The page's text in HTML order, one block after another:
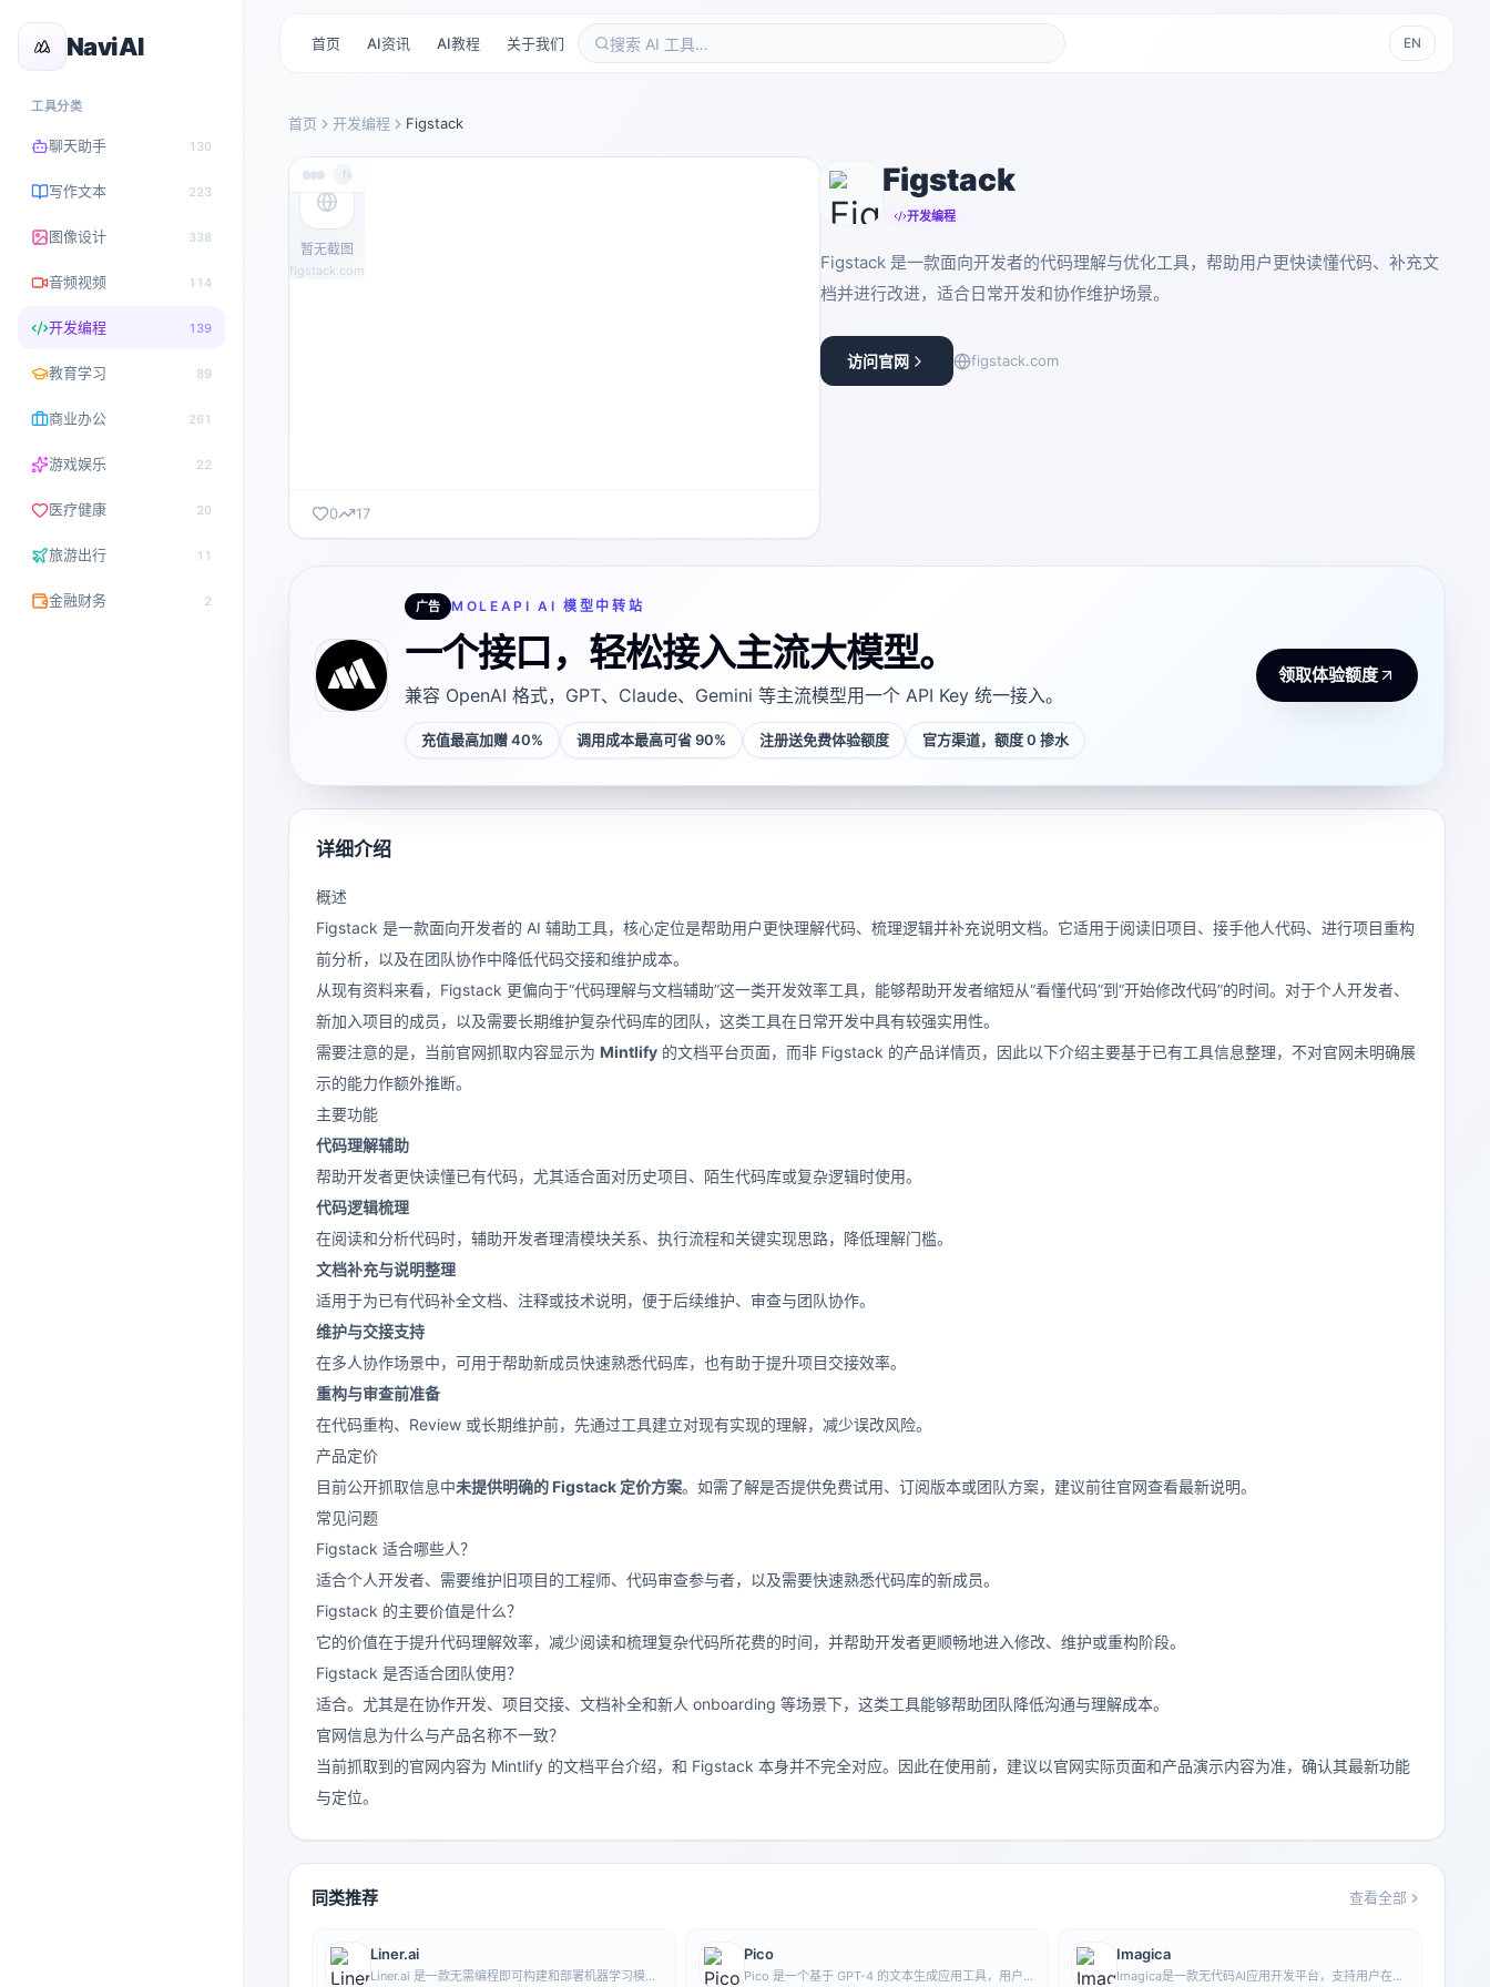
NaviAI
工具分类
聊天助手 130
写作文本 223
图像设计 338
音频视频 114
开发编程 139
教育学习 89
商业办公 261
游戏娱乐 22
医疗健康 20
旅游出行 11
金融财务 2
首页 AI资讯 AI教程 关于我们 EN
首页 开发编程 Figstack
figstack.com
暂无截图
figstack.com
0 17
Figstack
开发编程
Figstack 是一款面向开发者的代码理解与优化工具，帮助用户更快读懂代码、补充文
档并进行改进，适合日常开发和协作维护场景。
访问官网 figstack.com
广告 MOLEAPI AI 模型中转站
一个接口，轻松接入主流大模型。
兼容 OpenAI 格式，GPT、Claude、Gemini 等主流模型用一个 API Key 统一接入。
充值最高加赠 40% 调用成本最高可省 90% 注册送免费体验额度 官方渠道，额度 0 掺水
领取体验额度
详细介绍
概述
Figstack 是一款面向开发者的 AI 辅助工具，核心定位是帮助用户更快理解代码、梳理逻辑并补充说明文档。它适用于阅读旧项目、接手他人代码、进行项目重构
前分析，以及在团队协作中降低代码交接和维护成本。
从现有资料来看，Figstack 更偏向于“代码理解与文档辅助”这一类开发效率工具，能够帮助开发者缩短从“看懂代码”到“开始修改代码”的时间。对于个人开发者、
新加入项目的成员，以及需要长期维护复杂代码库的团队，这类工具在日常开发中具有较强实用性。
需要注意的是，当前官网抓取内容显示为 Mintlify 的文档平台页面，而非 Figstack 的产品详情页，因此以下介绍主要基于已有工具信息整理，不对官网未明确展
示的能力作额外推断。
主要功能
代码理解辅助
帮助开发者更快读懂已有代码，尤其适合面对历史项目、陌生代码库或复杂逻辑时使用。
代码逻辑梳理
在阅读和分析代码时，辅助开发者理清模块关系、执行流程和关键实现思路，降低理解门槛。
文档补充与说明整理
适用于为已有代码补全文档、注释或技术说明，便于后续维护、审查与团队协作。
维护与交接支持
在多人协作场景中，可用于帮助新成员快速熟悉代码库，也有助于提升项目交接效率。
重构与审查前准备
在代码重构、Review 或长期维护前，先通过工具建立对现有实现的理解，减少误改风险。
产品定价
目前公开抓取信息中未提供明确的 Figstack 定价方案。如需了解是否提供免费试用、订阅版本或团队方案，建议前往官网查看最新说明。
常见问题
Figstack 适合哪些人？
适合个人开发者、需要维护旧项目的工程师、代码审查参与者，以及需要快速熟悉代码库的新成员。
Figstack 的主要价值是什么？
它的价值在于提升代码理解效率，减少阅读和梳理复杂代码所花费的时间，并帮助开发者更顺畅地进入修改、维护或重构阶段。
Figstack 是否适合团队使用？
适合。尤其是在协作开发、项目交接、文档补全和新人 onboarding 等场景下，这类工具能够帮助团队降低沟通与理解成本。
官网信息为什么与产品名称不一致？
当前抓取到的官网内容为 Mintlify 的文档平台介绍，和 Figstack 本身并不完全对应。因此在使用前，建议以官网实际页面和产品演示内容为准，确认其最新功能
与定位。
同类推荐 查看全部
Liner.ai
Liner.ai 是一款无需编程即可构建和部署机器学习模型
Pico
Pico 是一个基于 GPT-4 的文本生成应用工具，用户
Imagica
Imagica是一款无代码AI应用开发平台，支持用户在不